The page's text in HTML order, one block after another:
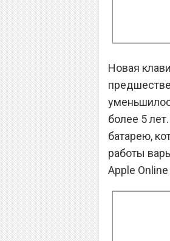
Новая
более 5
батарею,
работы
Apple